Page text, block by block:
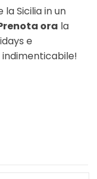
la Sicilia in un
ora la
e